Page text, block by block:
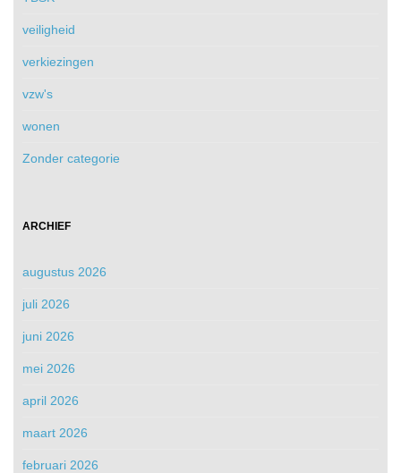
veiligheid
verkiezingen
vzw's
wonen
Zonder categorie
ARCHIEF
augustus 2026
juli 2026
juni 2026
mei 2026
april 2026
maart 2026
februari 2026